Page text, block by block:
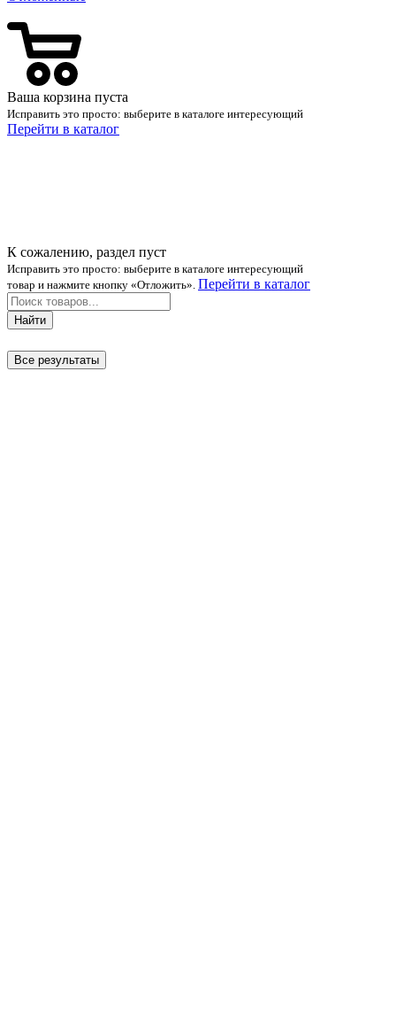
Ваша корзина пуста
Исправить это просто: выберите в каталоге интересующий
Перейти в каталог
К сожалению, раздел пуст
Исправить это просто: выберите в каталоге интересующий
товар и нажмите кнопку «Отложить». Перейти в каталог
Найти
Все результаты